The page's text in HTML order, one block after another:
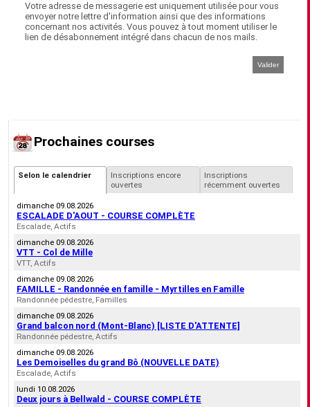
Votre adresse de messagerie est uniquement utilisée pour vous
envoyer notre lettre d'information ainsi que des informations
concernant nos activités. Vous pouvez à tout moment utiliser le
lien de désabonnement intégré dans chacun de nos mails.
Prochaines courses
Selon le calendrier
Inscriptions encore
ouvertes
Inscriptions
récemment ouvertes
dimanche 09.08.2026
ESCALADE D'AOUT - COURSE COMPLÈTE
Escalade, Actifs
dimanche 09.08.2026
VTT - Col de Mille
VTT, Actifs
dimanche 09.08.2026
FAMILLE - Randonnée en famille - Myrtilles en Famille
Randonnée pédestre, Familles
dimanche 09.08.2026
Grand balcon nord (Mont-Blanc) [LISTE D'ATTENTE]
Randonnée pédestre, Actifs
dimanche 09.08.2026
Les Demoiselles du grand Bô (NOUVELLE DATE)
Escalade, Actifs
lundi 10.08.2026
Deux jours à Bellwald - COURSE COMPLÈTE